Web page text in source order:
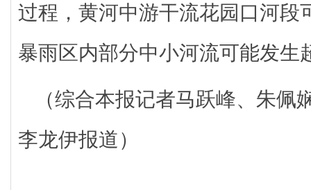
过程，黄河中游干流花园口河段
暴雨区内部分中小河流可能发生
（综合本报记者马跃峰、朱佩
李龙伊报道）